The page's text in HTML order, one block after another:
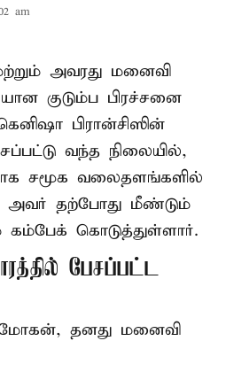
am
அவரது மனைவி
குடும்ப பிரச்சனை
பிரான்சிஸின்
வந்த நிலையில்,
சமூக வலைதளங்களில்
அவர் தற்போது மீண்டும்
கம்பேக் கொடுத்துள்ளார்.
பேசப்பட்ட
மோகன், தனது மனைவி